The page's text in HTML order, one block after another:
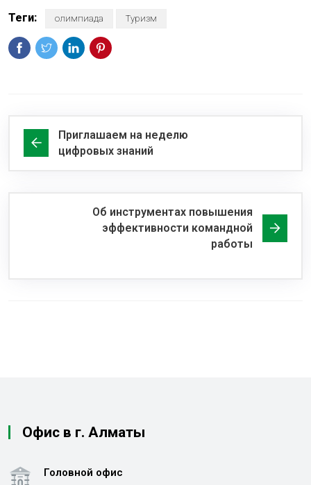
Теги: олимпиада Туризм
Приглашаем на неделю
цифровых знаний
Об инструментах повышения
эффективности командной
работы
Офис в г. Алматы
Головной офис